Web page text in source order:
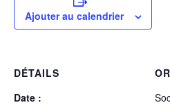
Ajouter au calendrier
DÉTAILS
Date :